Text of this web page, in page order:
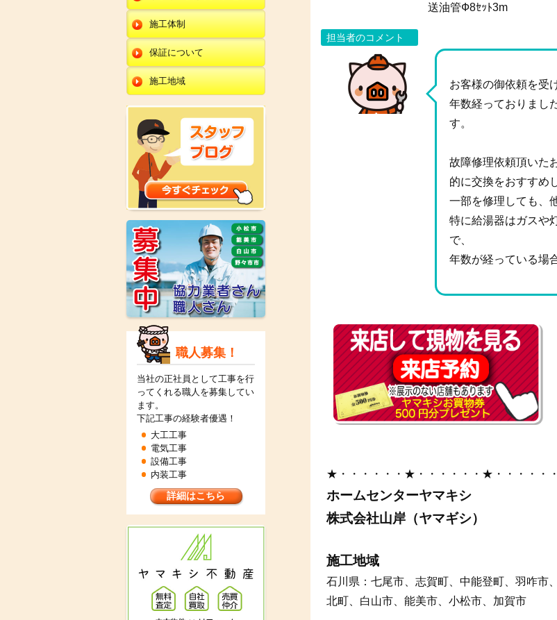
送油管Ф8ｾｯﾄ3m
担当者のコメント
お客様の御依頼を受
年数経っておりまし
す。
故障修理依頼頂いた
的に交換をおすすめ
一部を修理しても、
特に給湯器はガスや
で、
年数が経っている場
★・・・・・・★・・・・・・★・・・・・
ホームセンターヤマキシ
株式会社山岸（ヤマギシ）
施工地域
石川県：七尾市、志賀町、中能登町、羽咋市
北町、白山市、能美市、小松市、加賀市
修理・小工事
全面リフォーム
川北店
小松店
新加賀店
金津店
朝日店
羽咋店
金沢田上店
施工体制
保証について
施工地域
職人募集！
当社の正社員として工事を行
ってくれる職人を募集してい
ます。
下記工事の経験者優遇！
大工工事
電気工事
設備工事
内装工事
詳細はこちら